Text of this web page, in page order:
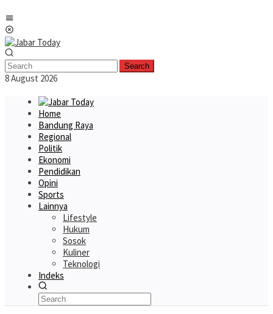
to
content
Search
8 August 2026
Home
Bandung Raya
Regional
Politik
Ekonomi
Pendidikan
Opini
Sports
Lainnya
Lifestyle
Hukum
Sosok
Kuliner
Teknologi
Indeks